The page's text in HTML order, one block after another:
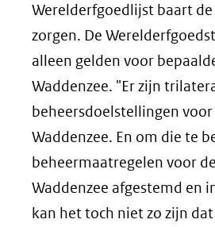
Werelderfgoedlijst baart
zorgen. De
alleen gelden voor
Waddenzee. "Er zijn
beheersdoelstellingen voor
Waddenzee. En om die te
beheermaatregelen voor
Waddenzee afgestemd en
kan het toch niet zo zijn